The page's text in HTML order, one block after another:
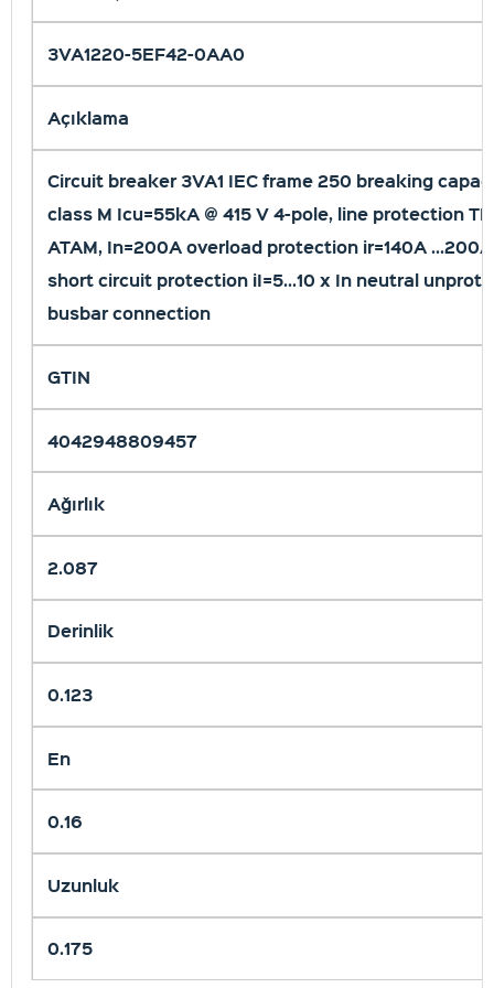
3VA1220-5EF42-0AA0
Açıklama
Circuit breaker 3VA1 IEC frame 250 breaking
class M Icu=55kA @ 415 V 4-pole, line protection
ATAM, In=200A overload protection ir=140A ...200A
short circuit protection iI=5...10 x In neutral
busbar connection
GTIN
4042948809457
Ağırlık
2.087
Derinlik
0.123
En
0.16
Uzunluk
0.175